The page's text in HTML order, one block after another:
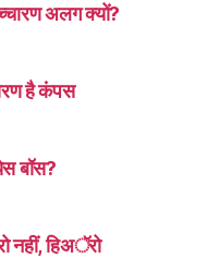
अलग क्यों?
है कंपस
बॉस?
नहीं, हिअॅरो